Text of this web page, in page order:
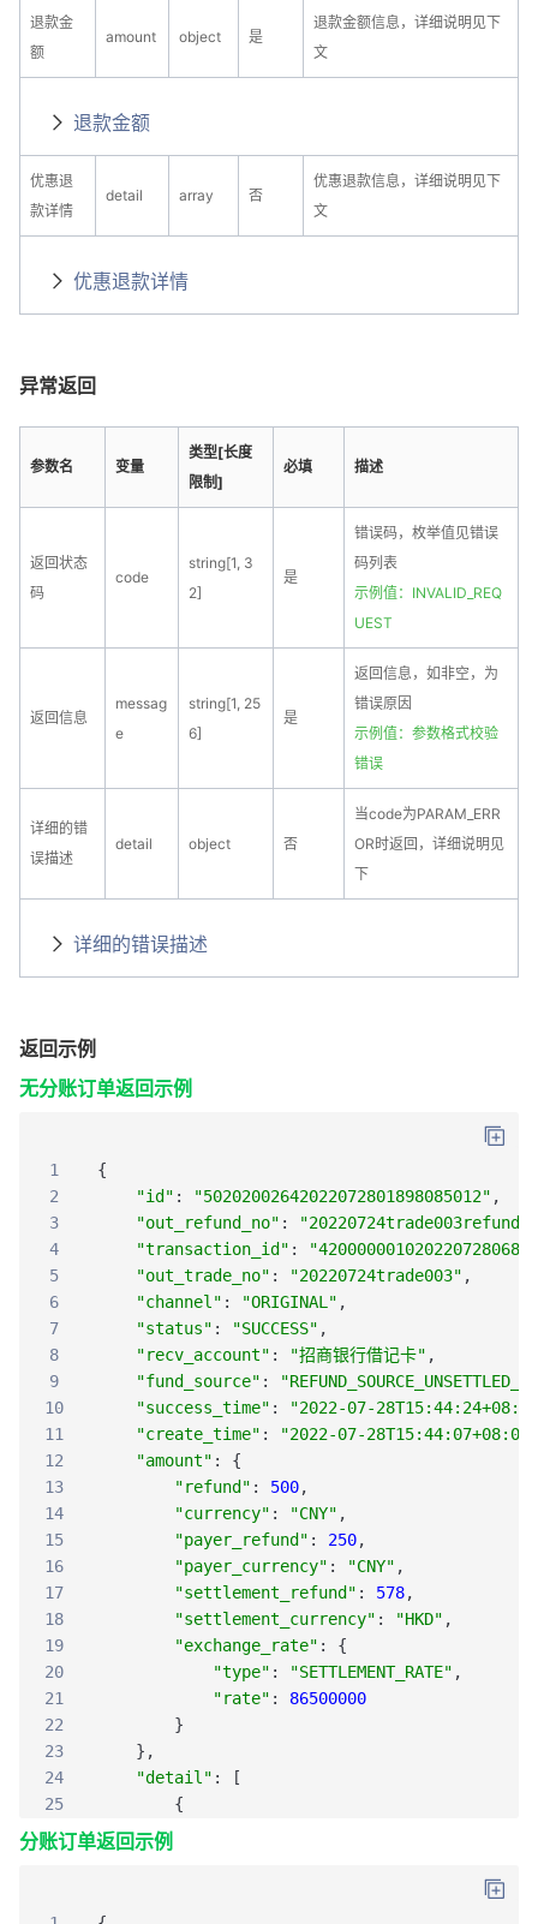
退款金
额
amount object 是
退款金额信息，详细说明见下
文
退款金额
优惠退
款详情
detail array 否
优惠退款信息，详细说明见下
文
优惠退款详情
异常返回
参数名 变量
类型[长度
限制]
必填 描述
返回状态
码
code
string[1, 3
2]
是
错误码，枚举值见错误
码列表
示例值：INVALID_REQ
UEST
返回信息
messag
e
string[1, 25
6]
是
返回信息，如非空，为
错误原因
示例值：参数格式校验
错误
详细的错
误描述
detail object 否
当code为PARAM_ERR
OR时返回，详细说明见
下
详细的错误描述
返回示例
无分账订单返回示例
1
{
2
"id" : "50202002642022072801898085012" ,
3
"out_refund_no" :
4
"transaction_id" :
5
"out_trade_no" : "20220724trade003" ,
6
"channel" : "ORIGINAL" ,
7
"status" : "SUCCESS" ,
8
"recv_account" : "招商银行借记卡" ,
9
"fund_source" :
10
"success_time" :
"2022-07-
11
"create_time" :
"2022-07-28T15:44:07+08:00"
12
"amount" :
{
13
"refund" : 500,
14
"currency" : "CNY" ,
15
"payer_refund" : 250,
16
"payer_currency" : "CNY" ,
17
"settlement_refund" : 578,
18
"settlement_currency" : "HKD" ,
19
"exchange_rate" :
{
20
"type" : "SETTLEMENT_RATE" ,
21
"rate" :
86500000
22
}
23
} ,
24
"detail" :
[
25
{
26
27
分账订单返回示例